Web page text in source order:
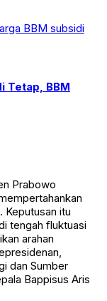
Tetap, BBM
Prabowo
Keputusan itu
tengah fluktuasi
arahan
dan Sumber
Bappisus Aris